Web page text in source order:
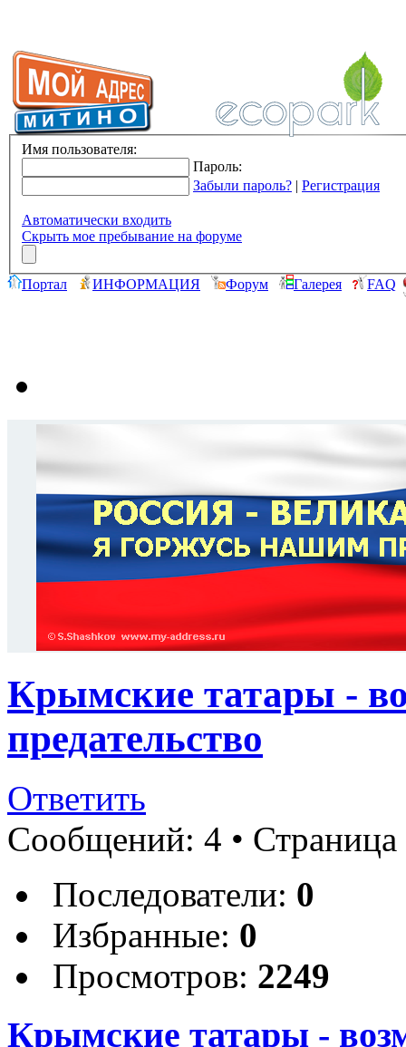
Имя пользователя:
Пароль:
Забыли пароль? | Регистрация
Автоматически входить
Скрыть мое пребывание на форуме
Портал ИНФОРМАЦИЯ Форум Галерея FAQ
Крымские татары -
предательство
Ответить
Сообщений: 4 • Страница
Последователи: 0
Избранные: 0
Просмотров: 2249
Крымские татары -